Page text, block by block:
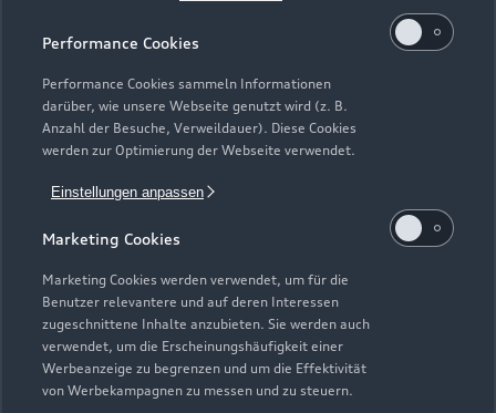
Performance Cookies
Performance Cookies sammeln Informationen
darüber, wie unsere Webseite genutzt wird (z. B.
Anzahl der Besuche, Verweildauer). Diese Cookies
werden zur Optimierung der Webseite verwendet.
Einstellungen anpassen
Marketing Cookies
Marketing Cookies werden verwendet, um für die
Benutzer relevantere und auf deren Interessen
zugeschnittene Inhalte anzubieten. Sie werden auch
verwendet, um die Erscheinungshäufigkeit einer
Werbeanzeige zu begrenzen und um die Effektivität
von Werbekampagnen zu messen und zu steuern.
Elektromodelle
Plug-in-Hybride
Neuwagensuche
Gebrauchtwagensuche
Geschäftskunden
Service & Zubehör
Saisonale Angebote
Audi Services
Garantie
Audi digital services
myAudi
Support
Audi Code
Häufige Fragen (FAQ)
Audi Online Beratung
Über Audi
Unternehmen
Karriere
Investor Relations
© 2026 AUDI AG. Alle Rechte vorbehalten